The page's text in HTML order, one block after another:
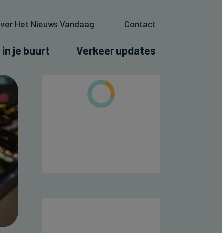
Het Nieuws Vandaag Contact
je buurt Verkeer updates